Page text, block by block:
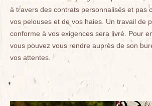
à travers des contrats personnalisés et pas
vos pelouses et de vos haies. Un travail de
conforme à vos exigences sera livré. Pour
vous pouvez vous rendre auprès de son
vos attentes.